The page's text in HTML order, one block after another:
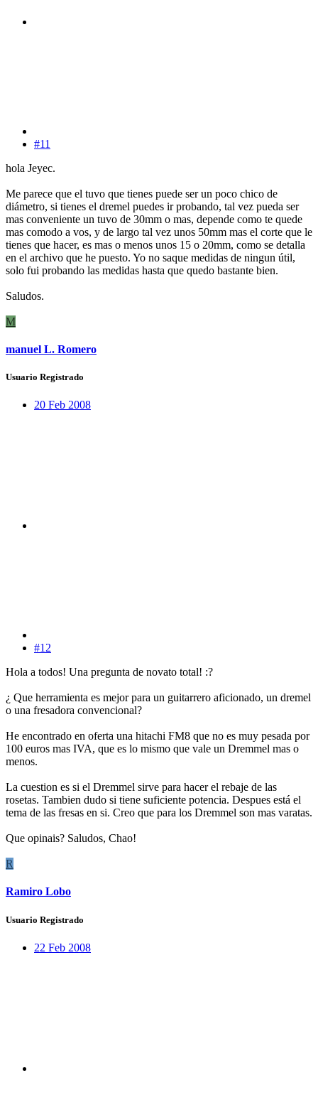
#11
hola Jeyec.
Me parece que el tuvo que tienes puede ser un poco chico de
diámetro, si tienes el dremel puedes ir probando, tal vez pueda ser
mas conveniente un tuvo de 30mm o mas, depende como te quede
mas comodo a vos, y de largo tal vez unos 50mm mas el corte que le
tienes que hacer, es mas o menos unos 15 o 20mm, como se detalla
en el archivo que he puesto. Yo no saque medidas de ningun útil,
solo fui probando las medidas hasta que quedo bastante bien.
Saludos.
M
manuel L. Romero
Usuario Registrado
20 Feb 2008
#12
Hola a todos! Una pregunta de novato total! :?
¿ Que herramienta es mejor para un guitarrero aficionado, un dremel
o una fresadora convencional?
He encontrado en oferta una hitachi FM8 que no es muy pesada por
100 euros mas IVA, que es lo mismo que vale un Dremmel mas o
menos.
La cuestion es si el Dremmel sirve para hacer el rebaje de las
rosetas. Tambien dudo si tiene suficiente potencia. Despues está el
tema de las fresas en si. Creo que para los Dremmel son mas varatas.
Que opinais? Saludos, Chao!
R
Ramiro Lobo
Usuario Registrado
22 Feb 2008